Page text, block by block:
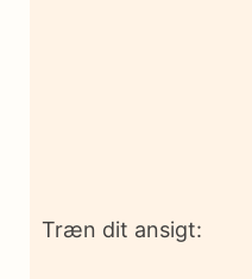
Træn dit ansigt: